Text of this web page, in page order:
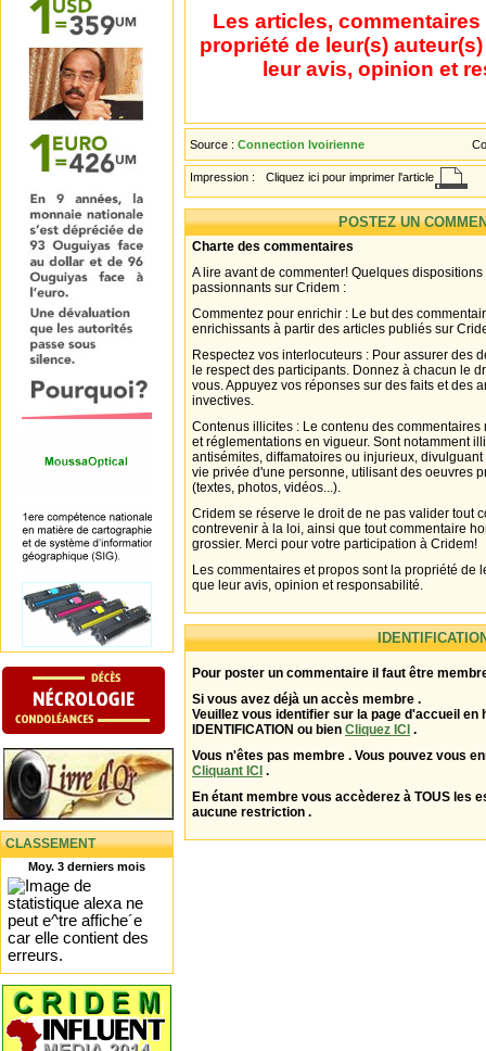
CLASSEMENT
Moy. 3 derniers mois
Les articles,
propriété de leur(s)
leur avis, opinion et
Source : Connection Ivoirienne
Impression : Cliquez ici pour imprimer l'article
POSTEZ UN
Charte des commentaires
A lire avant de commenter! Quelques
passionnants sur Cridem :
Commentez pour enrichir : Le but des
enrichissants à partir des articles publiés sur
Respectez vos interlocuteurs : Pour assurer des
le respect des participants. Donnez à chacun le
vous. Appuyez vos réponses sur des faits et des
invectives.
Contenus illicites : Le contenu des
et réglementations en vigueur. Sont notamment
antisémites, diffamatoires ou injurieux,
vie privée d'une personne, utilisant des oeuvres
(textes, photos, vidéos...).
Cridem se réserve le droit de ne pas valider tout
contrevenir à la loi, ainsi que tout commentaire
grossier. Merci pour votre participation à Cridem!
Les commentaires et propos sont la propriété de
que leur avis, opinion et responsabilité.
Pour poster un commentaire il faut être
Si vous avez déjà un accès membre .
Veuillez vous identifier sur la page d'accueil en
IDENTIFICATION ou bien Cliquez ICI .
Vous n'êtes pas membre . Vous pouvez vous
Cliquant ICI .
En étant membre vous accèderez à TOUS les
aucune restriction .